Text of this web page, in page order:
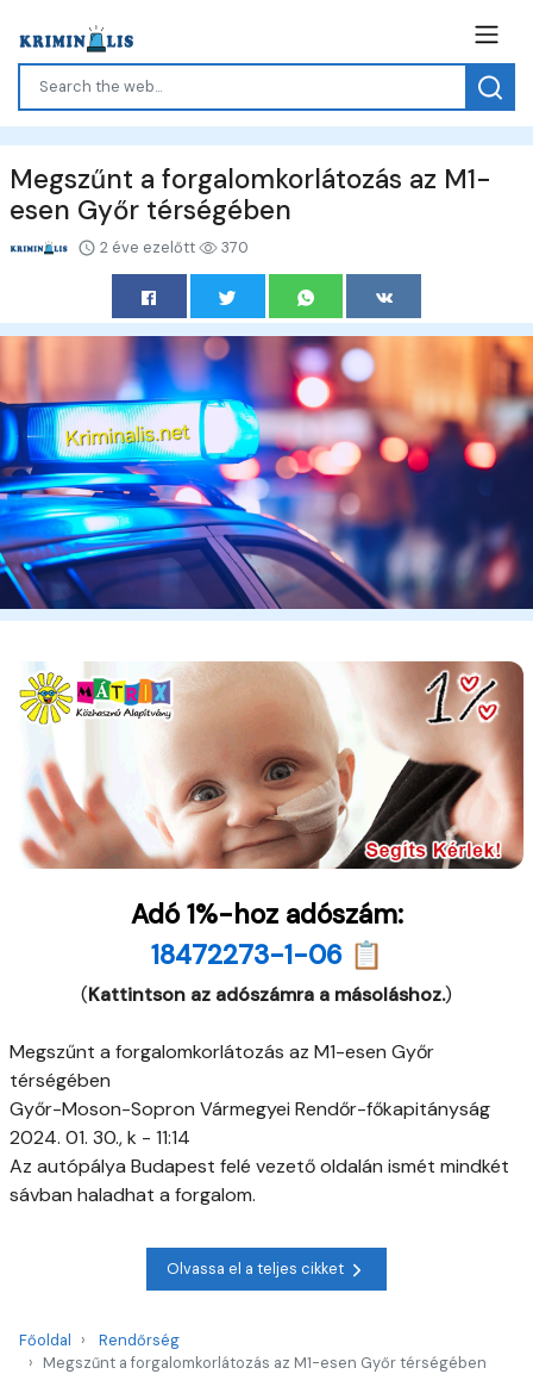
Megszűnt a forgalomkorlátozás az M1-
esen Győr térségében
2 éve ezelőtt 370
Adó 1%-hoz adószám:
18472273-1-06 📋
(Kattintson az adószámra a másoláshoz.)
Megszűnt a forgalomkorlátozás az M1-esen Győr
térségében
Győr-Moson-Sopron Vármegyei Rendőr-főkapitányság
2024. 01. 30., k - 11:14
Az autópálya Budapest felé vezető oldalán ismét mindkét
sávban haladhat a forgalom.
Olvassa el a teljes cikket
Főoldal
Rendőrség
Megszűnt a forgalomkorlátozás az M1-esen Győr térségében